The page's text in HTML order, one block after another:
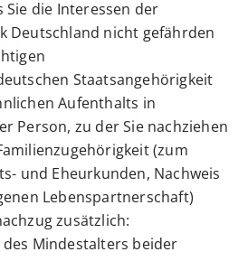
Sie die Interessen der
Deutschland nicht gefährden
Staatsangehörigkeit
Aufenthalts in
Person, zu der Sie nachziehen
(zum
und Eheurkunden, Nachweis
Lebenspartnerschaft)
zusätzlich:
des Mindestalters beider